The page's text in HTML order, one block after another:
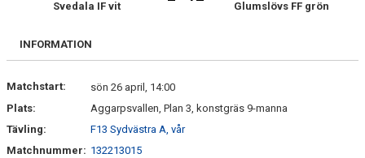
MATCHER
TRUPPEN
BILDGALLERI
Svedala IF vit Glumslövs FF grön
INFORMATION
Matchstart:
sön 26 april, 14:00
Plats:
Aggarpsvallen, Plan 3, konstgräs 9-manna
Tävling:
F13 Sydvästra A, vår
Matchnummer: 132213015